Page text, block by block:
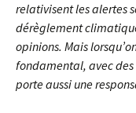
relativisent les alertes
dérèglement
opinions. Mais
fondamental, avec
porte aussi une